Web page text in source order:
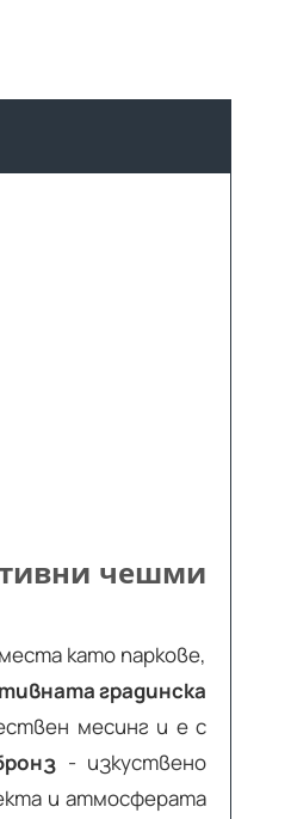
чешми
като паркове,
градинска
месинг и е с
- изкуствено
и атмосферата